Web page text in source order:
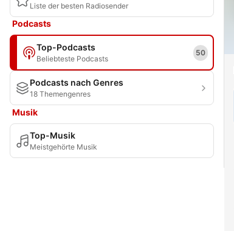
Liste der besten Radiosender
Podcasts
Top-Podcasts
Beliebteste Podcasts
50
Podcasts nach Genres
18 Themengenres
Musik
Top-Musik
Meistgehörte Musik